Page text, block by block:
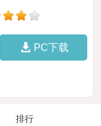
PC下载
排行